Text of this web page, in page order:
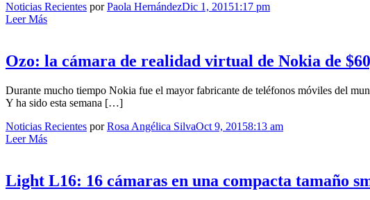
Noticias Recientes porPaola HernándezDic 1, 20151:17 pm
Leer Más
Ozo: la cámara de realidad virtual de Nokia de
Durante mucho tiempo Nokia fue el mayor fabricante de teléfonos móviles del
Y ha sido esta semana […]
Noticias Recientes porRosa Angélica SilvaOct 9, 20158:13 am
Leer Más
Light L16: 16 cámaras en una compacta tamaño